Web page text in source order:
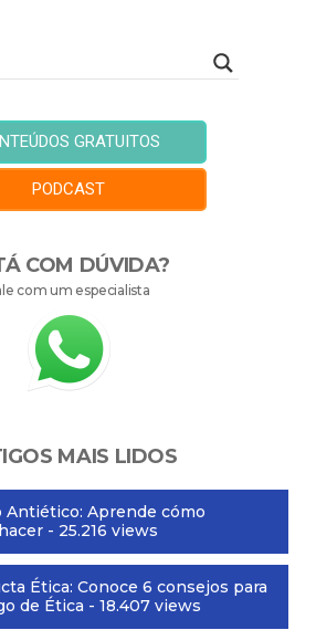
GRATUITOS
PODCAST
COM DÚVIDA?
com um especialista
MAIS LIDOS
Aprende cómo
- 25.216 views
Ética: Conoce 6 consejos para
de Ética - 18.407 views